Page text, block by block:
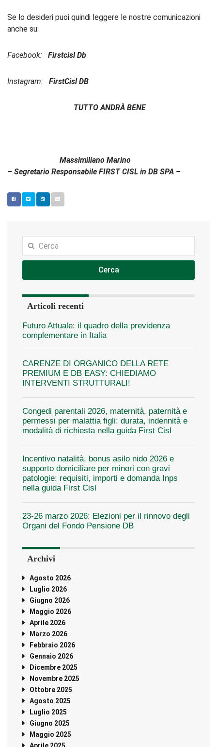
Se lo desideri puoi quindi leggere le nostre comunicazioni
anche su:
Facebook: Firstcisl Db
Instagram: FirstCisl DB
TUTTO ANDRÀ BENE
Massimiliano Marino
– Segretario Responsabile FIRST CISL in DB SPA –
Cerca
Articoli recenti
Futuro Attuale: il quadro della previdenza
complementare in Italia
CARENZE DI ORGANICO DELLA RETE
PREMIUM E DB EASY: CHIEDIAMO
INTERVENTI STRUTTURALI!
Congedi parentali 2026, maternità, paternità e
permessi per malattia figli: durata, indennità e
modalità di richiesta nella guida First Cisl
Incentivo natalità, bonus asilo nido 2026 e
supporto domiciliare per minori con gravi
patologie: requisiti, importi e domanda Inps
nella guida First Cisl
23-26 marzo 2026: Elezioni per il rinnovo degli
Organi del Fondo Pensione DB
Archivi
Agosto 2026
Luglio 2026
Giugno 2026
Maggio 2026
Aprile 2026
Marzo 2026
Febbraio 2026
Gennaio 2026
Dicembre 2025
Novembre 2025
Ottobre 2025
Agosto 2025
Luglio 2025
Giugno 2025
Maggio 2025